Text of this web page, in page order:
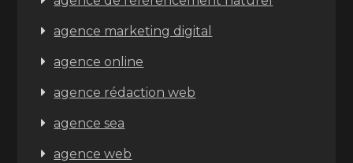
agence marketing digital
agence online
agence rédaction web
agence sea
agence web